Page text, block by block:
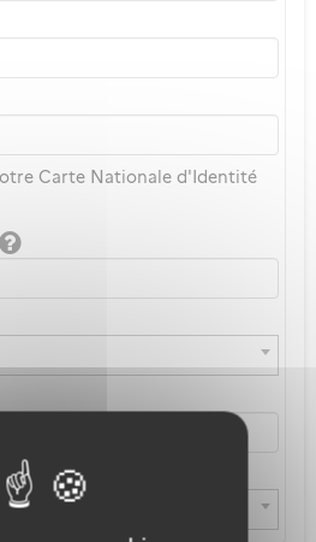
Carte Nationale d'Identité